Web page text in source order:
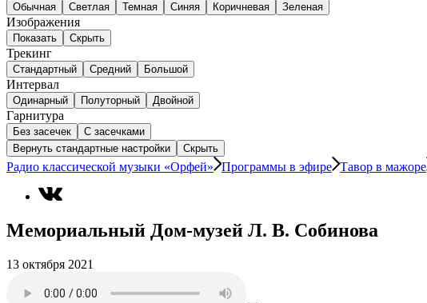
Обычная Светлая Темная Синяя Коричневая Зеленая
Изображения
Показать Скрыть
Трекинг
Стандартный Средний Большой
Интервал
Одинарный Полуторный Двойной
Гарнитура
Без засечек
С засечками
Вернуть стандартные настройки
Скрыть
Радио классической музыки «Орфей» Программы в эфире Тавор в мажоре
Мемориальный Дом-музей Л. В. Собинова
13 октября 2021